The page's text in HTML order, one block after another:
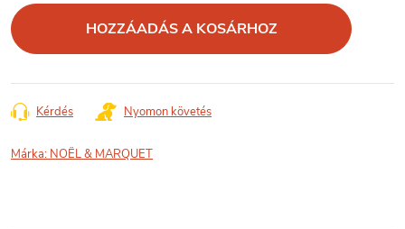
HOZZÁADÁS A KOSÁRHOZ
Kérdés Nyomon követés
Márka: NOËL & MARQUET